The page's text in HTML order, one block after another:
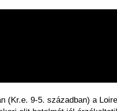
(Kr.e. 9-5. században) a